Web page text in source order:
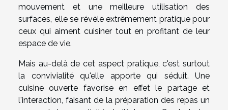
mouvement et une meilleure utilisation des
surfaces, elle se révèle extrêmement pratique pour
ceux qui aiment cuisiner tout en profitant de leur
espace de vie.
Mais au-delà de cet aspect pratique, c'est surtout
la convivialité qu'elle apporte qui séduit. Une
cuisine ouverte favorise en effet le partage et
l'interaction, faisant de la préparation des repas un